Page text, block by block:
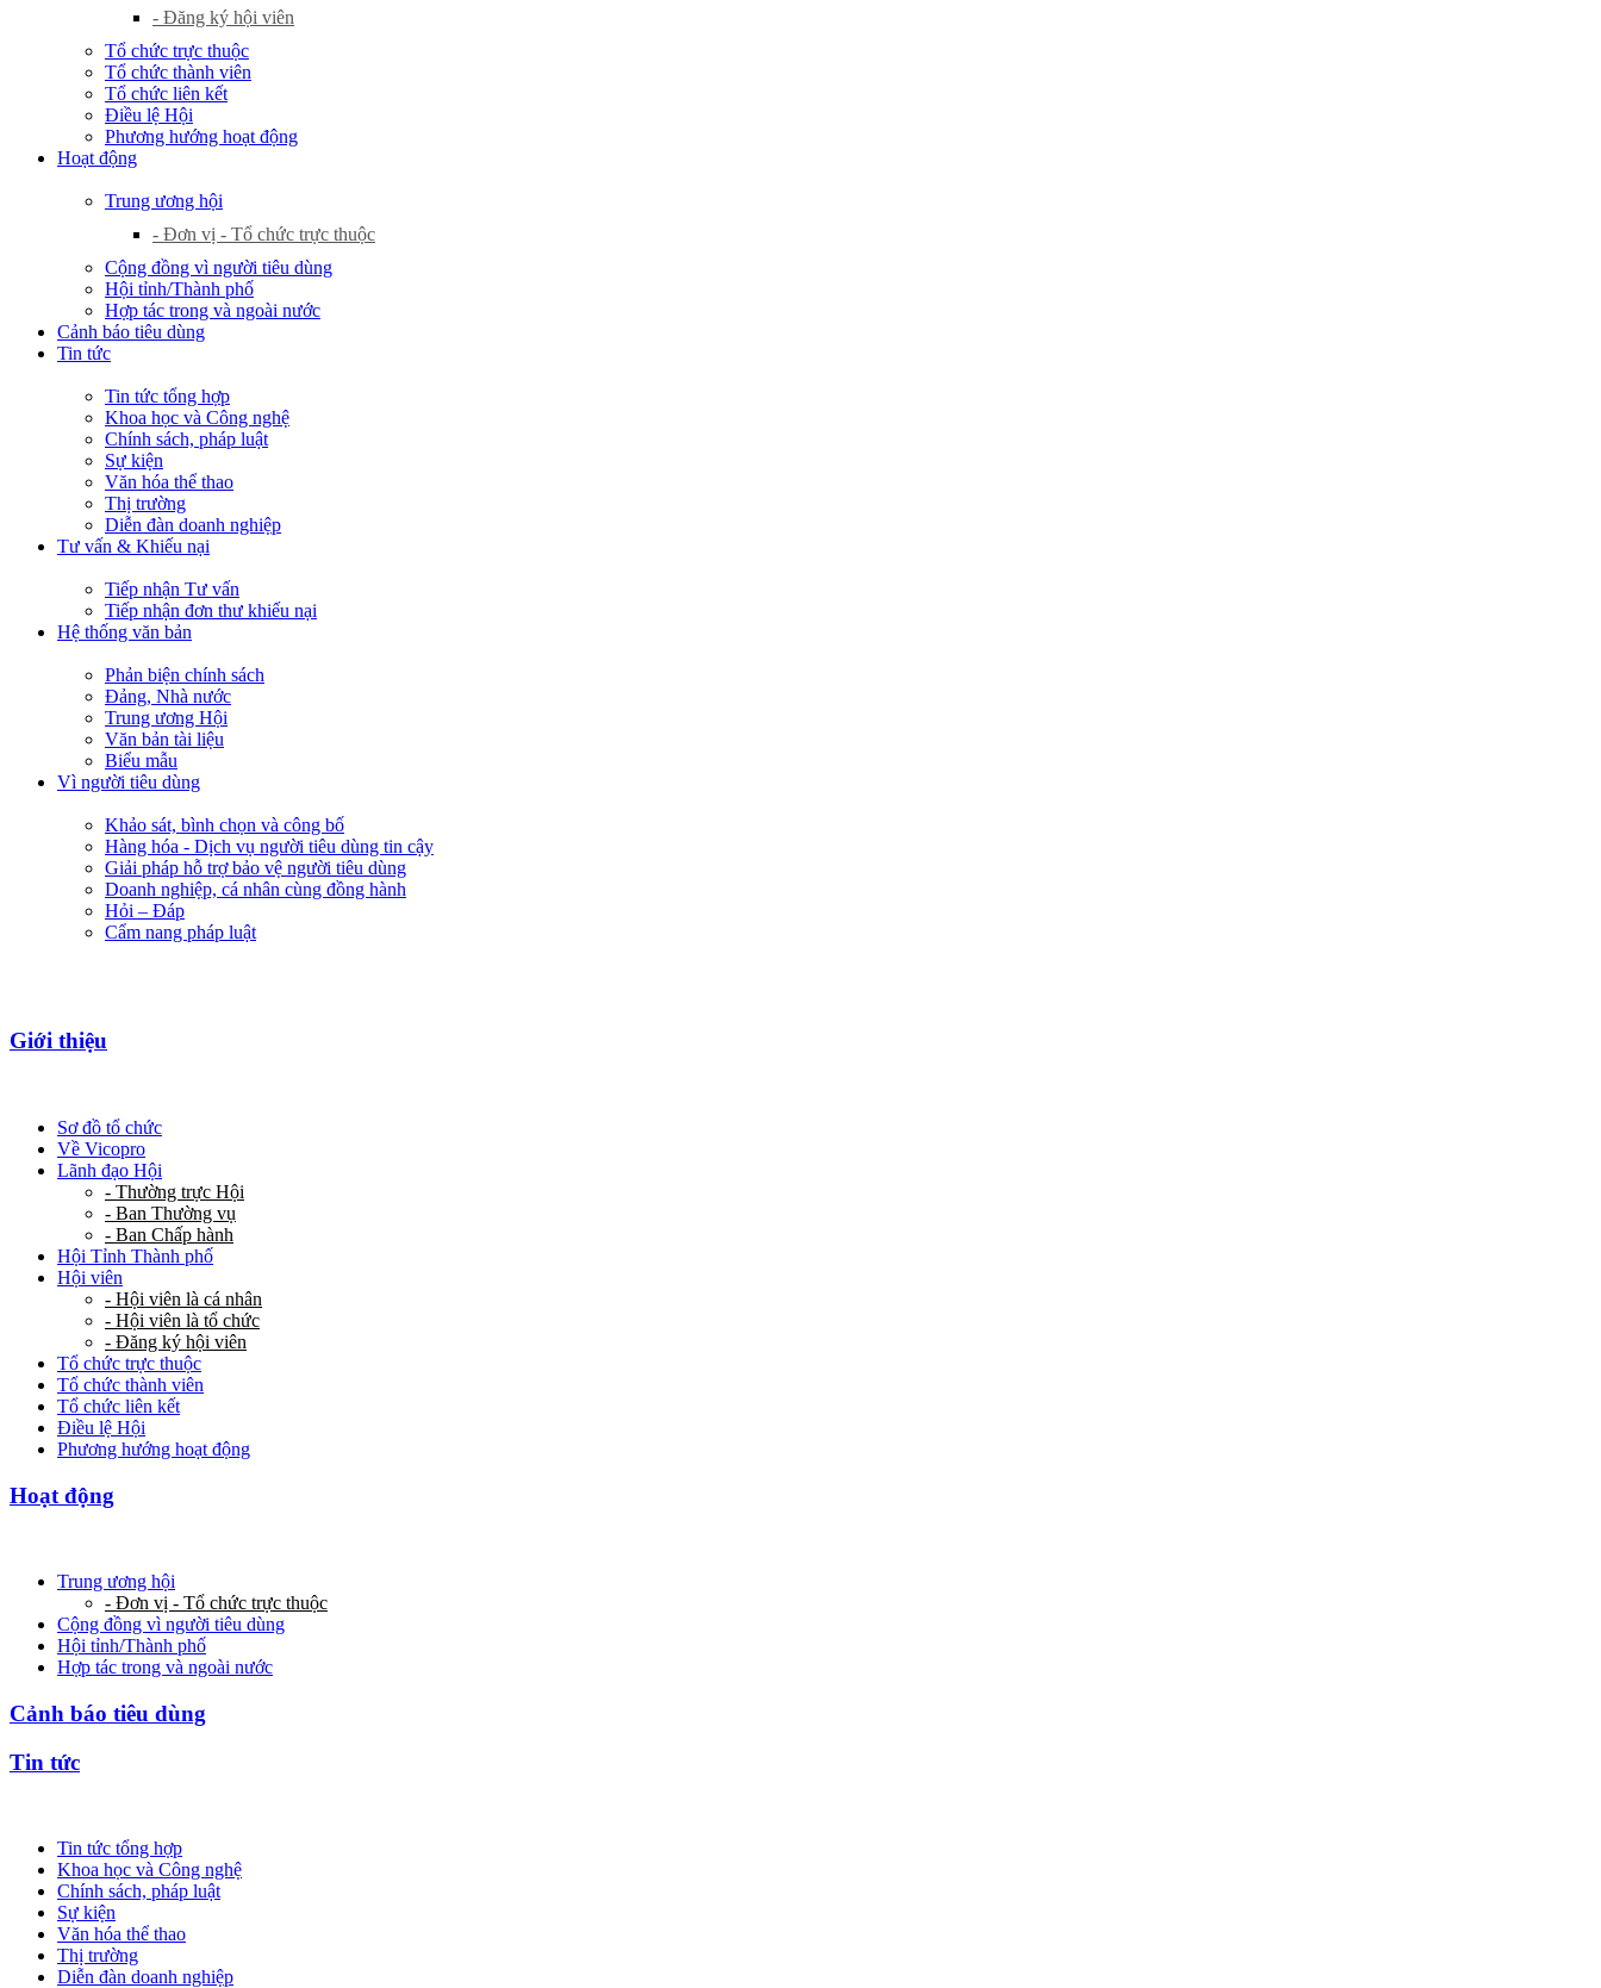
- Đăng ký hội viên
Tổ chức trực thuộc
Tổ chức thành viên
Tổ chức liên kết
Điều lệ Hội
Phương hướng hoạt động
Hoạt động
Trung ương hội
- Đơn vị - Tổ chức trực thuộc
Cộng đồng vì người tiêu dùng
Hội tỉnh/Thành phố
Hợp tác trong và ngoài nước
Cảnh báo tiêu dùng
Tin tức
Tin tức tổng hợp
Khoa học và Công nghệ
Chính sách, pháp luật
Sự kiện
Văn hóa thể thao
Thị trường
Diễn đàn doanh nghiệp
Tư vấn & Khiếu nại
Tiếp nhận Tư vấn
Tiếp nhận đơn thư khiếu nại
Hệ thống văn bản
Phản biện chính sách
Đảng, Nhà nước
Trung ương Hội
Văn bản tài liệu
Biểu mẫu
Vì người tiêu dùng
Khảo sát, bình chọn và công bố
Hàng hóa - Dịch vụ người tiêu dùng tin cậy
Giải pháp hỗ trợ bảo vệ người tiêu dùng
Doanh nghiệp, cá nhân cùng đồng hành
Hỏi – Đáp
Cẩm nang pháp luật
Giới thiệu
Sơ đồ tổ chức
Về Vicopro
Lãnh đạo Hội
- Thường trực Hội
- Ban Thường vụ
- Ban Chấp hành
Hội Tỉnh Thành phố
Hội viên
- Hội viên là cá nhân
- Hội viên là tổ chức
- Đăng ký hội viên
Tổ chức trực thuộc
Tổ chức thành viên
Tổ chức liên kết
Điều lệ Hội
Phương hướng hoạt động
Hoạt động
Trung ương hội
- Đơn vị - Tổ chức trực thuộc
Cộng đồng vì người tiêu dùng
Hội tỉnh/Thành phố
Hợp tác trong và ngoài nước
Cảnh báo tiêu dùng
Tin tức
Tin tức tổng hợp
Khoa học và Công nghệ
Chính sách, pháp luật
Sự kiện
Văn hóa thể thao
Thị trường
Diễn đàn doanh nghiệp